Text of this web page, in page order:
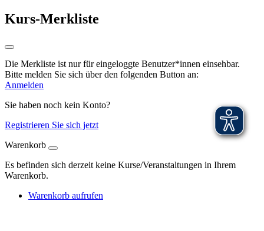
Kurs-Merkliste
Die Merkliste ist nur für eingeloggte Benutzer*innen einsehbar.
Bitte melden Sie sich über den folgenden Button an:
Anmelden
Sie haben noch kein Konto?
Registrieren Sie sich jetzt
Warenkorb
Es befinden sich derzeit keine Kurse/Veranstaltungen in Ihrem
Warenkorb.
Warenkorb aufrufen